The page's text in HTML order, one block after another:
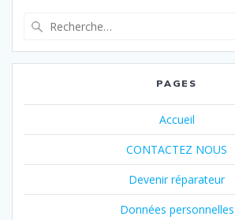
:
PAGES
Accueil
CONTACTEZ NOUS
Devenir réparateur
Données personnelles